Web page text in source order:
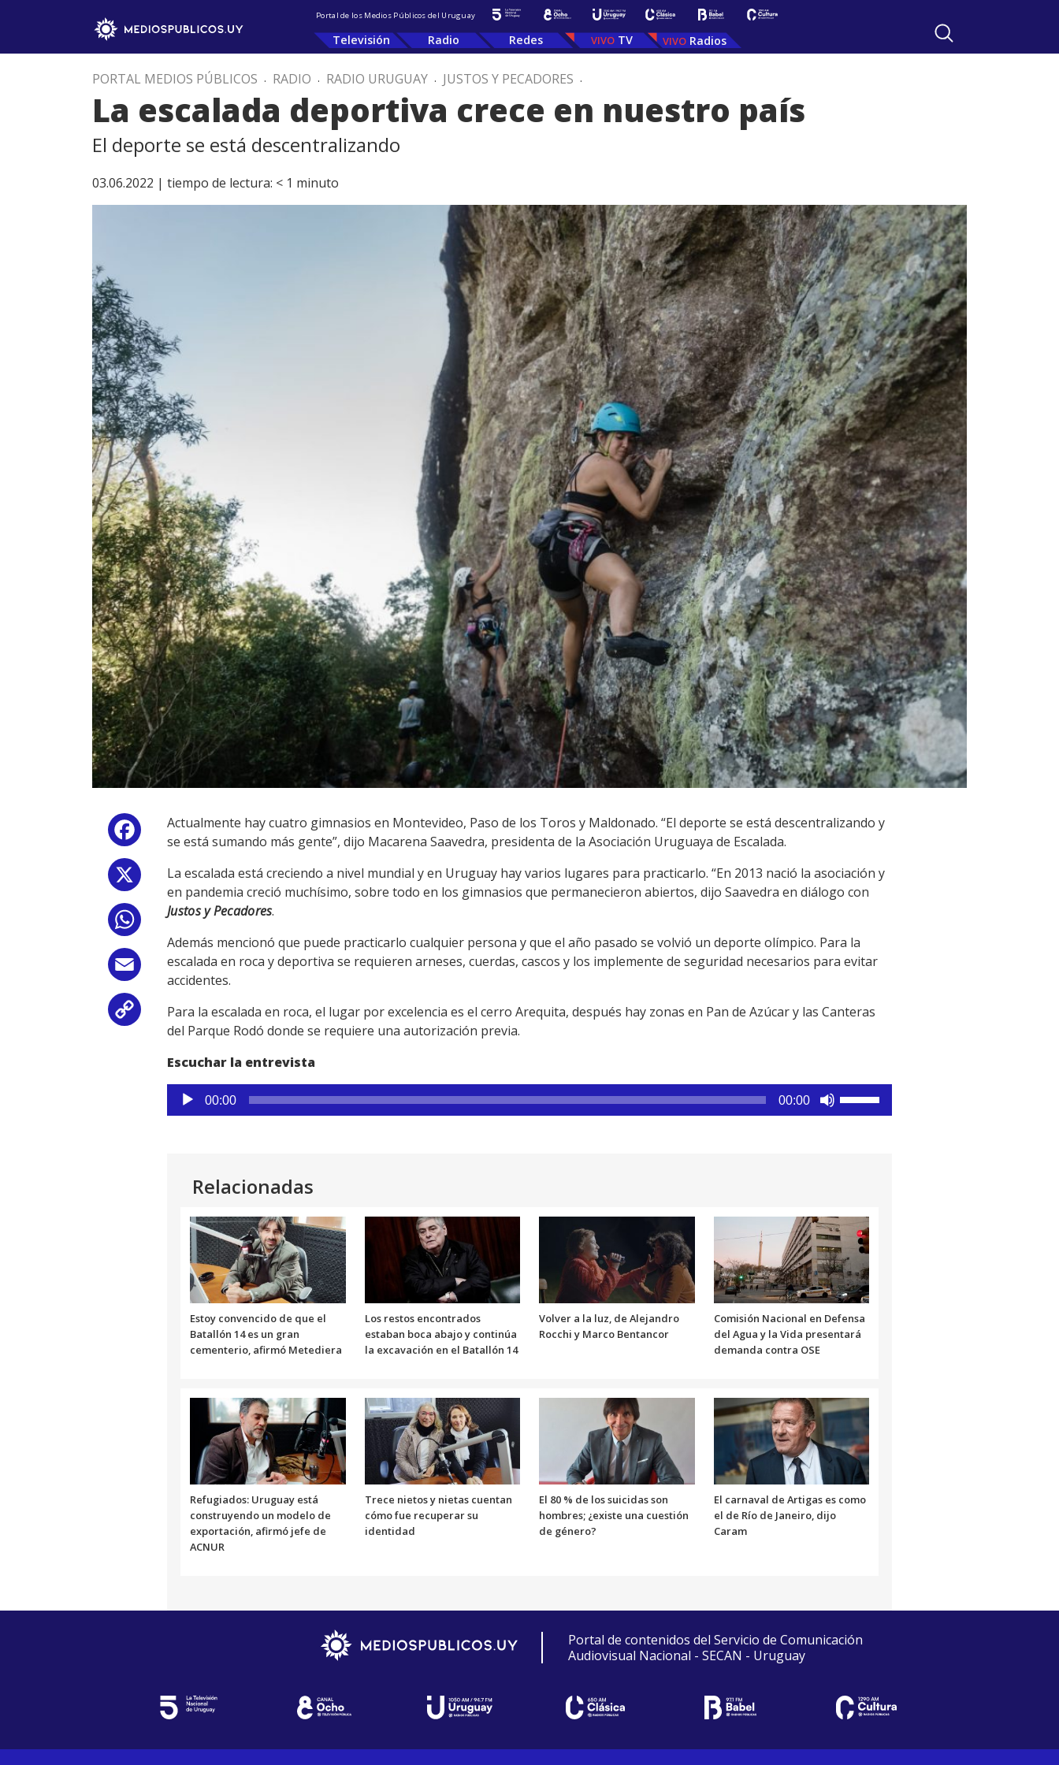
Portal de los Medios Públicos del Uruguay
Televisión Radio Redes TV Radios
PORTAL MEDIOS PÚBLICOS . RADIO . RADIO URUGUAY . JUSTOS Y PECADORES .
La escalada deportiva crece en nuestro país
El deporte se está descentralizando
03.06.2022 | tiempo de lectura: < 1 minuto
Facebook
WhatsApp
Email
Copy
Actualmente hay cuatro gimnasios en Montevideo, Paso de los Toros y Maldonado. “El deporte se está descentralizando y
se está sumando más gente”, dijo Macarena Saavedra, presidenta de la Asociación Uruguaya de Escalada.
La escalada está creciendo a nivel mundial y en Uruguay hay varios lugares para practicarlo. “En 2013 nació la asociación y
en pandemia creció muchísimo, sobre todo en los gimnasios que permanecieron abiertos, dijo Saavedra en diálogo con
Justos y Pecadores.
Además mencionó que puede practicarlo cualquier persona y que el año pasado se volvió un deporte olímpico. Para la
escalada en roca y deportiva se requieren arneses, cuerdas, cascos y los implemente de seguridad necesarios para evitar
accidentes.
Para la escalada en roca, el lugar por excelencia es el cerro Arequita, después hay zonas en Pan de Azúcar y las Canteras
del Parque Rodó donde se requiere una autorización previa.
Escuchar la entrevista
Reproductor
de
00:00 00:00
aumentar
o
disminuir
el
volumen.
Relacionadas
Estoy convencido de que el
Batallón 14 es un gran
cementerio, afirmó Metediera
Los restos encontrados
estaban boca abajo y continúa
la excavación en el Batallón 14
Volver a la luz, de Alejandro
Rocchi y Marco Bentancor
Comisión Nacional en Defensa
del Agua y la Vida presentará
demanda contra OSE
Refugiados: Uruguay está
construyendo un modelo de
exportación, afirmó jefe de
ACNUR
Trece nietos y nietas cuentan
cómo fue recuperar su
identidad
El 80 % de los suicidas son
hombres; ¿existe una cuestión
de género?
El carnaval de Artigas es como
el de Río de Janeiro, dijo
Caram
Portal de contenidos del Servicio de Comunicación
Audiovisual Nacional - SECAN - Uruguay